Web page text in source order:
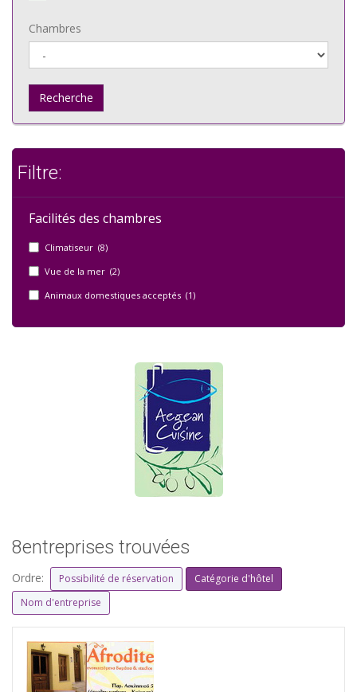
Chambres
Recherche
Filtre:
Facilités des chambres
Climatiseur (8)
Vue de la mer (2)
Animaux domestiques acceptés (1)
8entreprises trouvées
Ordre: Possibilité de réservation
Catégorie d'hôtel
Nom d'entreprise